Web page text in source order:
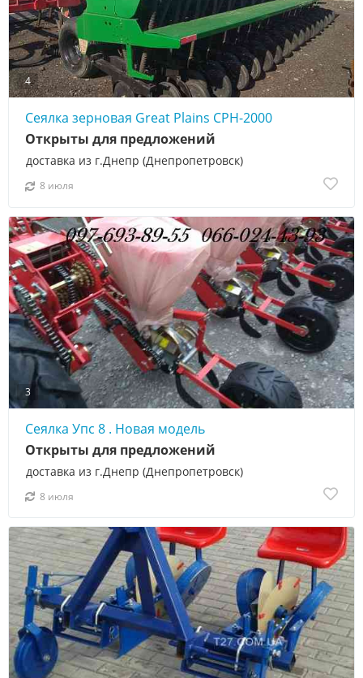
4
Сеялка зерновая Great Plains CPH-2000
доставка из г.Днепр (Днепропетровск)
Открыты для предложений
8 июля
3
Сеялка Упс 8 . Новая модель
доставка из г.Днепр (Днепропетровск)
Открыты для предложений
8 июля